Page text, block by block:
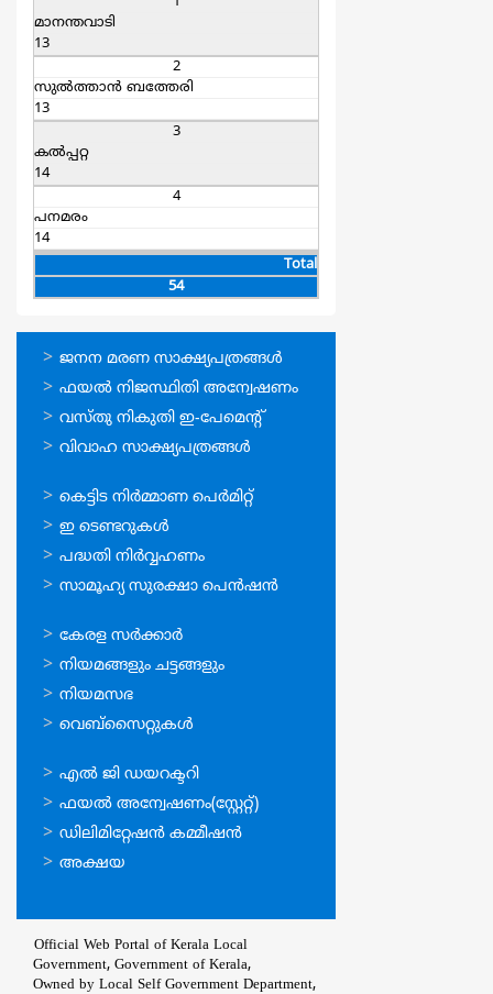
മാനന്തവാടി
13
2
സുല്‍ത്താന്‍ ബത്തേരി
13
3
കല്‍പ്പറ്റ
14
4
പനമരം
14
Total
54
ഓണ്‍ലൈന്‍
സേവനങ്ങള്‍
ജനന മരണ സാക്ഷ്യപത്രങ്ങള്‍
ഫയല്‍ നിജസ്ഥിതി അന്വേഷണം
വസ്തു നികുതി ഇ-പേമെന്റ്
വിവാഹ സാക്ഷ്യപത്രങ്ങള്‍
ഓണ്‍ലൈന്‍
സേവനങ്ങള്‍
കെട്ടിട നിര്‍മ്മാണ പെര്‍മിറ്റ്‌
ഇ ടെണ്ടറുകള്‍
പദ്ധതി നിര്‍വ്വഹണം
സാമൂഹ്യ സുരക്ഷാ പെന്‍ഷന്‍
ഉപയോഗപ്രദമായ
കണ്ണികള്‍
കേരള സര്‍ക്കാര്‍
നിയമങ്ങളും ചട്ടങ്ങളും
നിയമസഭ
വെബ്സൈറ്റുകള്‍
ഉപയോഗപ്രദമായ
കണ്ണികള്‍
എല്‍ ജി ഡയറക്ടറി
ഫയല്‍ അന്വേഷണം(സ്റ്റേറ്റ്)
ഡിലിമിറ്റേഷന്‍ കമ്മീഷന്‍
അക്ഷയ
Official Web Portal of Kerala Local
Government, Government of Kerala,
Owned by Local Self Government Department,